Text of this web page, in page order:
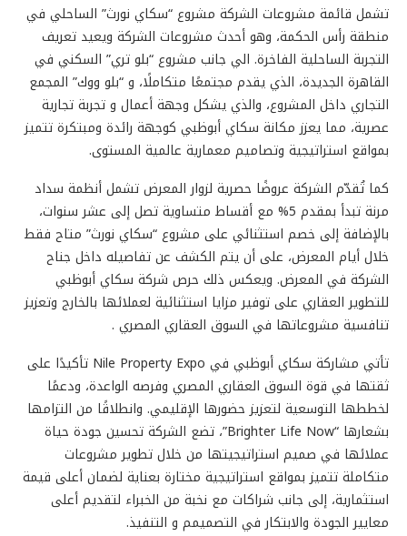
تشمل قائمة مشروعات الشركة مشروع “سكاي نورث” الساحلي في
منطقة رأس الحكمة، وهو أحدث مشروعات الشركة ويعيد تعريف
التجربة الساحلية الفاخرة. الي جانب مشروع “بلو تري” السكني في
القاهرة الجديدة، الذي يقدم مجتمعًا متكاملًا، و “بلو ووك” المجمع
التجاري داخل المشروع، والذي يشكل وجهة أعمال و تجربة تجارية
عصرية، مما يعزز مكانة سكاي أبوظبي كوجهة رائدة ومبتكرة تتميز
بمواقع استراتيجية وتصاميم معمارية عالمية المستوى.
كما تُقدّم الشركة عروضًا حصرية لزوار المعرض تشمل أنظمة سداد
مرنة تبدأ بمقدم 5% مع أقساط متساوية تصل إلى عشر سنوات،
بالإضافة إلى خصم استثنائي على مشروع “سكاي نورث” متاح فقط
خلال أيام المعرض، على أن يتم الكشف عن تفاصيله داخل جناح
الشركة في المعرض. ويعكس ذلك حرص شركة سكاي أبوظبي
للتطوير العقاري على توفير مزايا استثنائية لعملائها بالخارج وتعزيز
تنافسية مشروعاتها في السوق العقاري المصري .
تأتي مشاركة سكاي أبوظبي في Nile Property Expo تأكيدًا على
ثقتها في قوة السوق العقاري المصري وفرصه الواعدة، ودعمًا
لخططها التوسعية لتعزيز حضورها الإقليمي. وانطلاقًا من التزامها
بشعارها “Brighter Life Now”، تضع الشركة تحسين جودة حياة
عملائها في صميم استراتيجيتها من خلال تطوير مشروعات
متكاملة تتميز بمواقع استراتيجية مختارة بعناية لضمان أعلى قيمة
استثمارية، إلى جانب شراكات مع نخبة من الخبراء لتقديم أعلى
معايير الجودة والابتكار في التصميمم و التنفيذ.